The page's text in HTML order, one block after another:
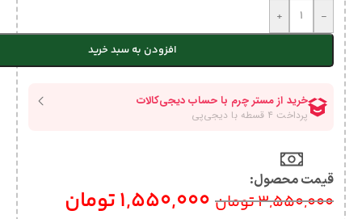
-
+
افزودن به سبد خرید
قیمت محصول:​
3,550,000تومان 1,550,000تومان